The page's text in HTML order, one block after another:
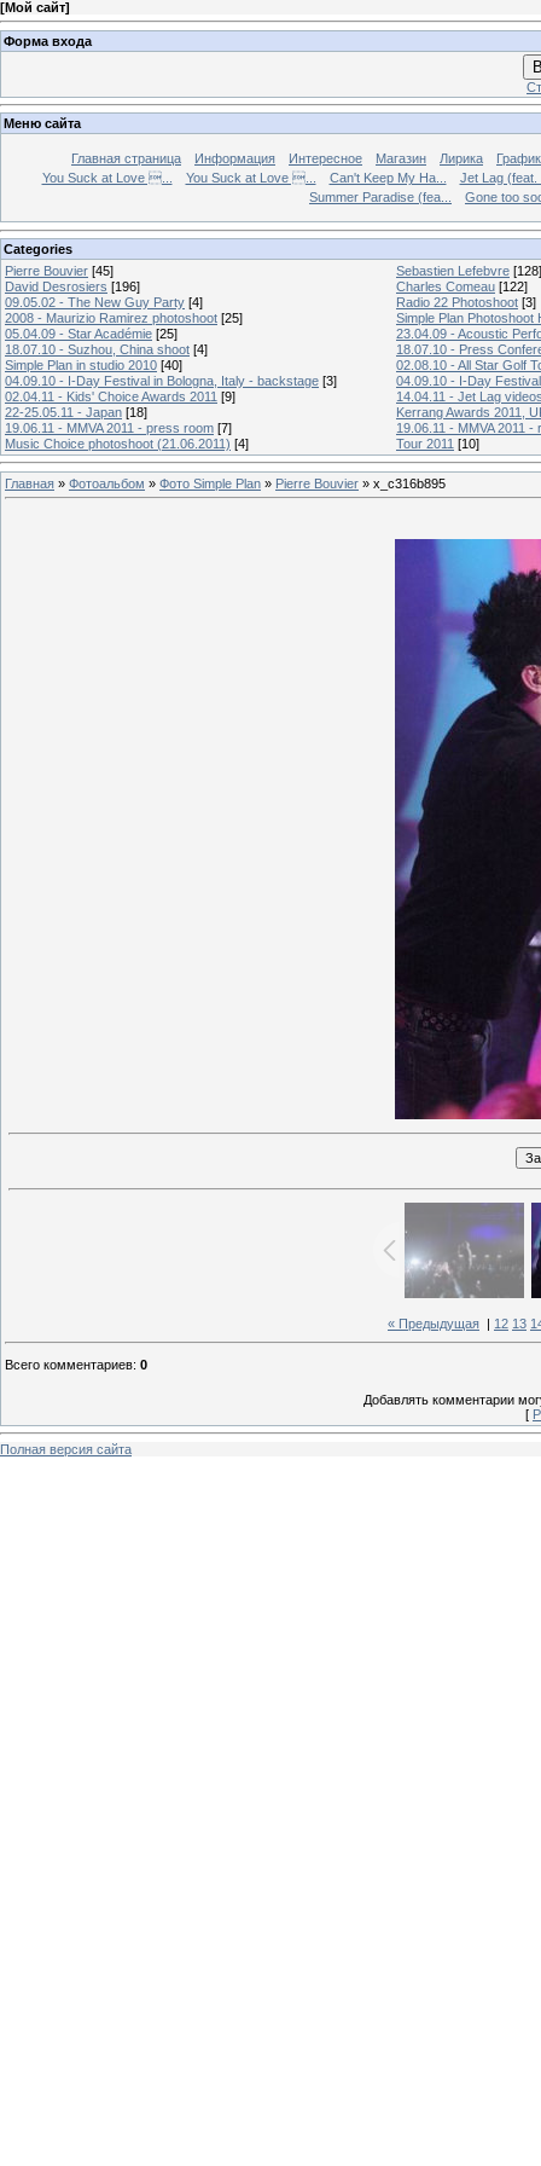
[Мой сайт]
Форма входа
Меню сайта
Главная страница Информация Интересное Магазин Лирика
You Suck at Love ...
You Suck at Love ... Can't Keep My Ha...
Jet Lag (feat.
Summer Paradise (fea...
Gone too
Categories
Pierre Bouvier [45] Sebastien Lefebvre [128]
David Desrosiers [196] Charles Comeau [122]
09.05.02 - The New Guy Party [4] Radio 22 Photoshoot [3]
2008 - Maurizio Ramirez photoshoot [25]
Simple Plan Photoshoot
05.04.09 - Star Académie [25]
23.04.09 - Acoustic
18.07.10 - Suzhou, China shoot [4]
18.07.10 - Press
Simple Plan in studio 2010 [40]
02.08.10 - All Star Golf
04.09.10 - I-Day Festival in Bologna, Italy - backstage [3]
04.09.10 - I-Day
02.04.11 - Kids' Choice Awards 2011 [9]
14.04.11 - Jet Lag
22-25.05.11 - Japan [18]
Kerrang Awards 2011,
19.06.11 - MMVA 2011 - press room [7]
19.06.11 - MMVA 2011 -
Music Choice photoshoot (21.06.2011) [4] Tour 2011 [10]
Главная » Фотоальбом » Фото Simple Plan » Pierre Bouvier » x_c316b895
« Предыдущая 12 13
Всего комментариев: 0
Добавлять комментарии
[
Полная версия сайта